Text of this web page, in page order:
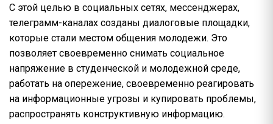
С этой целью в социальных сетях, мессенджерах,
телеграмм-каналах созданы диалоговые площадки,
которые стали местом общения молодежи. Это
позволяет своевременно снимать социальное
напряжение в студенческой и молодежной среде,
работать на опережение, своевременно реагировать
на информационные угрозы и купировать проблемы,
распространять конструктивную информацию.